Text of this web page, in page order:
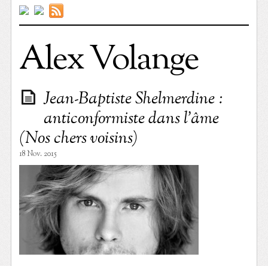
Alex Volange
Jean-Baptiste Shelmerdine :
anticonformiste dans l’âme
(Nos chers voisins)
18 Nov. 2015